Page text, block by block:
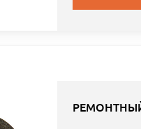
РЕМОНТНЫЙ